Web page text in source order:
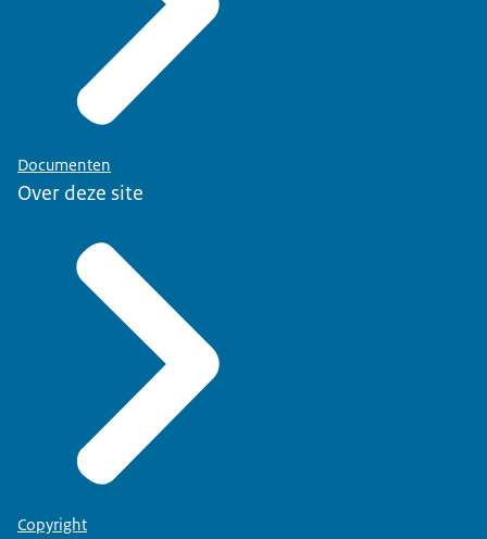
Documenten
Over deze site
Copyright